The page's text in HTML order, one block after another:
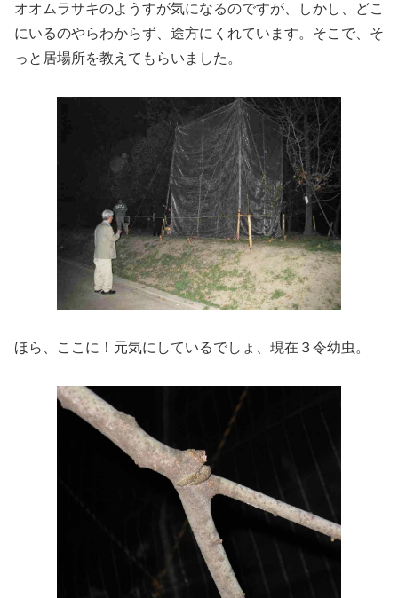
オオムラサキのようすが気になるのですが、しかし、どこ
にいるのやらわからず、途方にくれています。そこで、そ
っと居場所を教えてもらいました。
ほら、ここに！元気にしているでしょ、現在３令幼虫。